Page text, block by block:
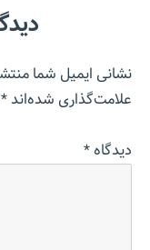
نشانی ایمیل شما
علامت‌گذاری شده‌اند*
دیدگاه*